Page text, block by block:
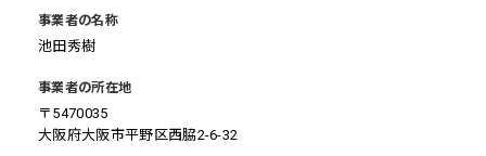
事業者の名称
池田秀樹
事業者の所在地
〒5470035
大阪府大阪市平野区西脇2-6-32